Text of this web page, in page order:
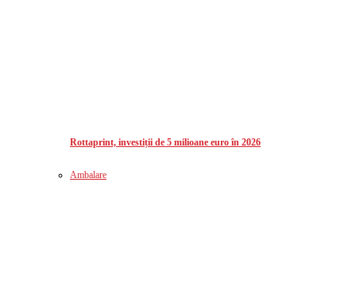
Rottaprint, investiții de 5 milioane euro în 2026
Ambalare